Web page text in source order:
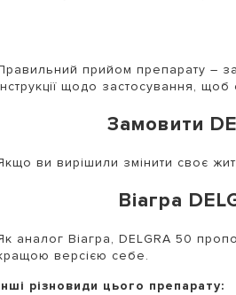
прийом препарату –
щодо застосування,
Замовити
ви вирішили змінити своє
Віагра
аналог Віагра, DELGRA 50
версією себе.
різновиди цього препарату: